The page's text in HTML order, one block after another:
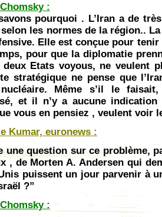
:
pourquoi . L’Iran a de
selon les normes de la région..
Elle est conçue pour
pour que la diplomatie
deux Etats voyous, ne veulent
stratégique ne pense que
Même s’il le
et il n’y a aucune
vous en pensiez , veulent voir
Kumar, euronews :
une question sur ce problème,
, de Morten A. Andersen qui
puissent un jour parvenir à
?”
: